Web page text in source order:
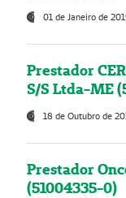
01 de Janeiro de
Prestador
S/S Ltda-ME
18 de Outubro de
Prestador
(51004335-0)